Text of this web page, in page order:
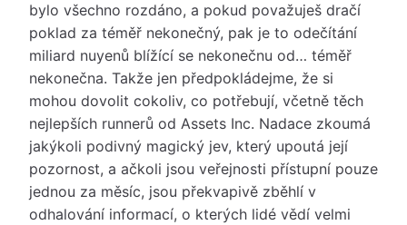
bylo všechno rozdáno, a pokud považuješ dračí
poklad za téměř nekonečný, pak je to odečítání
miliard nuyenů blížící se nekonečnu od… téměř
nekonečna. Takže jen předpokládejme, že si
mohou dovolit cokoliv, co potřebují, včetně těch
nejlepších runnerů od Assets Inc. Nadace zkoumá
jakýkoli podivný magický jev, který upoutá její
pozornost, a ačkoli jsou veřejnosti přístupní pouze
jednou za měsíc, jsou překvapivě zběhlí v
odhalování informací, o kterých lidé vědí velmi